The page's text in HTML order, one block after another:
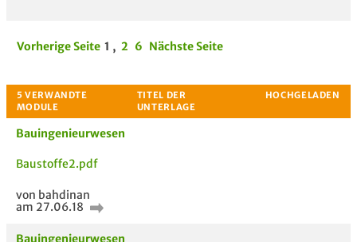
Vorherige Seite 1 , 2 6 Nächste Seite
Bauingenieurwesen
Baustoffe2.pdf
von bahdinan
am 27.06.18
Bauingenieurwesen